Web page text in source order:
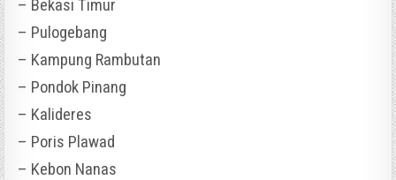
– Bekasi Timur
– Pulogebang
– Kampung Rambutan
– Pondok Pinang
– Kalideres
– Poris Plawad
– Kebon Nanas